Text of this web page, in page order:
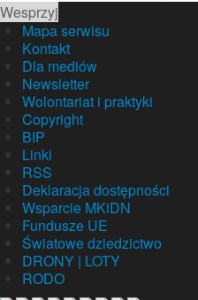
Wesprzyj
Mapa serwisu
Kontakt
Dla mediów
Newsletter
Wolontariat i praktyki
Copyright
BIP
Linki
RSS
Deklaracja dostępności
Wsparcie MKiDN
Fundusze UE
Światowe dziedzictwo
DRONY | LOTY
RODO